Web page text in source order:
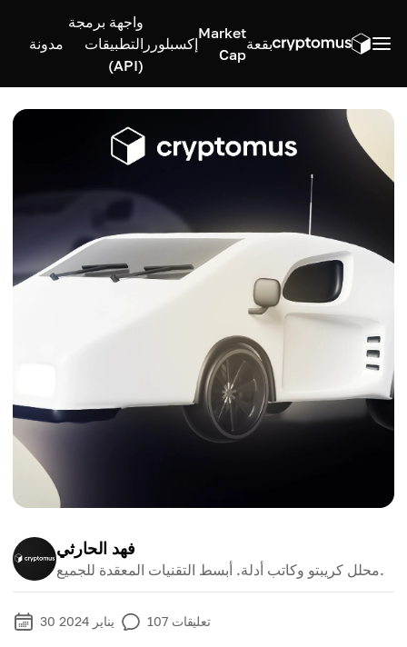
بقعة
Market
Cap
إكسبلورر
واجهة برمجة
التطبيقات
(API)
مدونة
فهد الحارثي
محلل كريبتو وكاتب أدلة. أبسط التقنيات المعقدة للجميع.
30 يناير 2024 107 تعليقات